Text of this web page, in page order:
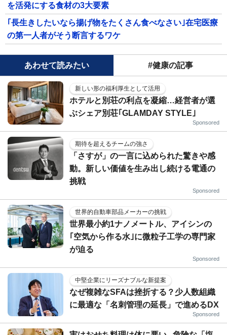
を活発にする食材の3大要素
｢長生きしたいなら揚げ物をたくさん食べなさい｣在宅医療
の第一人者がそう断言するワケ
あわせて読みたい #健康の記事
新しい形の福利厚生として活用
ホテルと別荘の利点を凝縮…経営者が選
ぶシェア別荘｢GLAMDAY STYLE｣
Sponsored
期待を超えるチームの強さ
「さすが」の一言に込められた驚きや感
動。新しい価値を生み出し続ける電通の
挑戦
Sponsored
世界的自動車部品メーカーの挑戦
世界最小約1ナノメートル、アイシンの
｢空気から作る水｣に微粒子工学の専門家
が迫る
Sponsored
中堅企業にリーズナブルな新提案
なぜ複雑なSFAは挫折する？少人数組織
に最適な「名刺管理の延長」で進めるDX
Sponsored